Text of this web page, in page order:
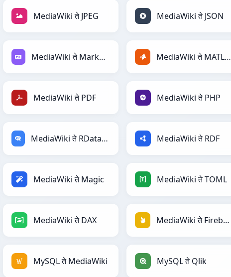
MediaWiki ते JPEG MediaWiki ते JSON
MediaWiki ते Markdown MediaWiki ते MATLAB
MediaWiki ते PDF MediaWiki ते PHP
MediaWiki ते RDataFrame MediaWiki ते RDF
MediaWiki ते Magic MediaWiki ते TOML
MediaWiki ते DAX MediaWiki ते Firebase
MySQL ते MediaWiki MySQL ते Qlik